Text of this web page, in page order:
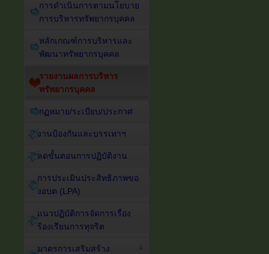
การดำเนินการตามนโยบาย
การบริหารทรัพยากรบุคคล
หลักเกณฑ์การบริหารและ
พัฒนาทรัพยากรบุคคล
รายงานผลการบริหาร
ทรัพยากรบุคคล
กฏหมาย/ระเบียบ/ประกาศ
งานป้องกันและบรรเทาฯ
ลดขั้นตอนการปฏิบัติงาน
การประเมินประสิทธิภาพขอ
งอบต (LPA)
แนวปฏิบัติการจัดการเรื่อง
ร้องเรียนการทุจริต
มาตรการเสริมสร้าง